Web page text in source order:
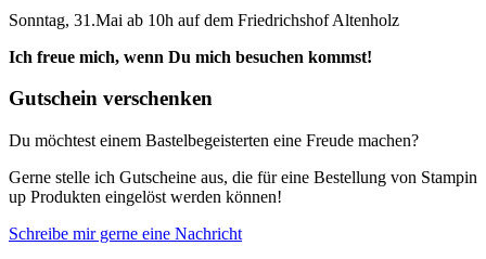
Sonntag, 31.Mai ab 10h auf dem Friedrichshof Altenholz
Ich freue mich, wenn Du mich besuchen kommst!
Gutschein verschenken
Du möchtest einem Bastelbegeisterten eine Freude machen?
Gerne stelle ich Gutscheine aus, die für eine Bestellung von Stampin
up Produkten eingelöst werden können!
Schreibe mir gerne eine Nachricht